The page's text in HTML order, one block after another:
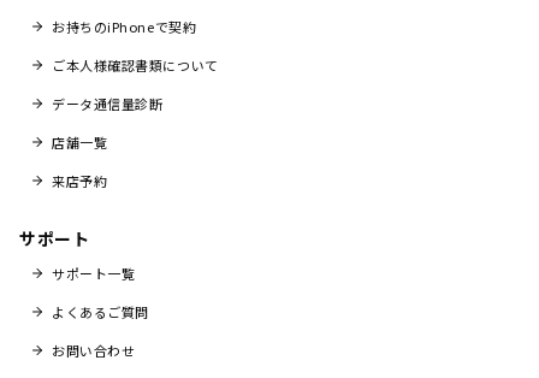
お持ちのiPhoneで契約
ご本人様確認書類について
データ通信量診断
店舗一覧
来店予約
サポート
サポート一覧
よくあるご質問
お問い合わせ